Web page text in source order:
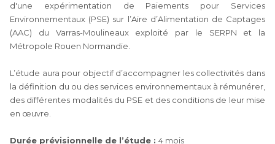
d'une expérimentation de Paiements pour Services
Environnementaux (PSE) sur l’Aire d’Alimentation de Captages
(AAC) du Varras-Moulineaux exploité par le SERPN et la
Métropole Rouen Normandie.
L’étude aura pour objectif d’accompagner les collectivités dans
la définition du ou des services environnementaux à rémunérer,
des différentes modalités du PSE et des conditions de leur mise
en œuvre.
Durée prévisionnelle de l’étude : 4 mois